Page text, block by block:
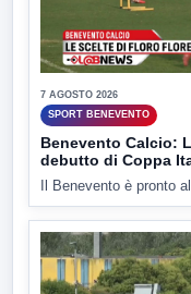
7 AGOSTO 2026
SPORT BENEVENTO
Benevento Calcio:
debutto di Coppa
Il Benevento è pronto